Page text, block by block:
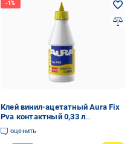
Клей винил-ацетатный Aura Fix
Pva контактный 0,33 л
(2571781561)
оценить